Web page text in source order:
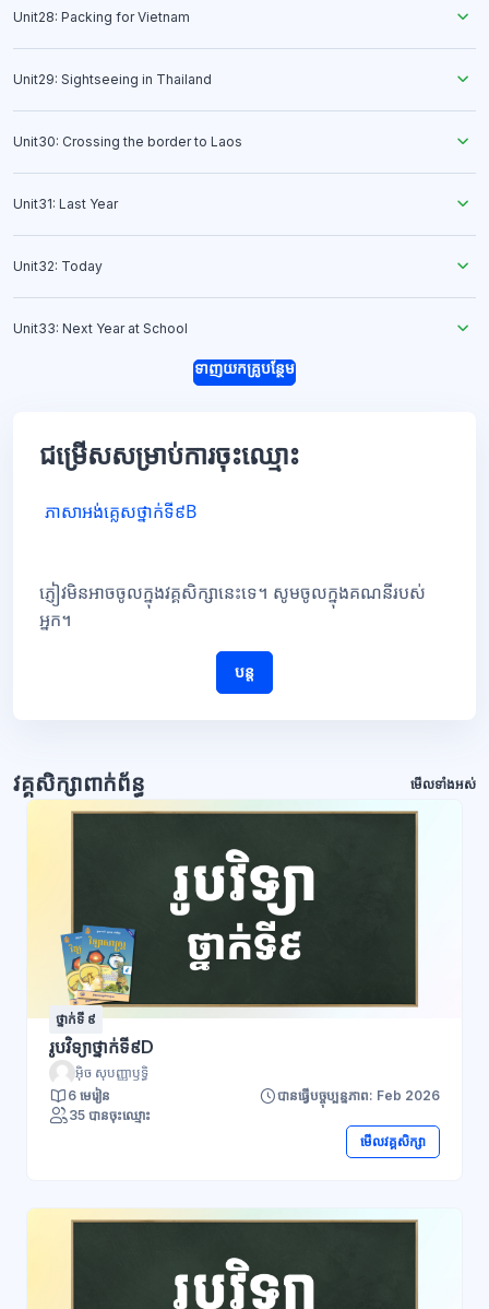
Unit28: Packing for Vietnam
Unit29: Sightseeing in Thailand
Unit30: Crossing the border to Laos
Unit31: Last Year
Unit32: Today
Unit33: Next Year at School
ទាញយកគ្រូបន្ថែម
ជម្រើសសម្រាប់ការចុះឈ្មោះ
ភាសាអង់គ្លេសថ្នាក់ទី៩B
ភ្ញៀវមិនអាចចូលក្នុងវគ្គសិក្សានេះទេ។ សូមចូលក្នុងគណនីរបស់
អ្នក។
បន្ត
វគ្គសិក្សាពាក់ព័ន្ធ មើលទាំងអស់
ថ្នាក់ទី ៩
រូបវិទ្យាថ្នាក់ទី៩D
អ៊ិច សុបញ្ញាឫទ្ធិ
6 មេរៀន
បានធ្វើបច្ចុប្បន្នភាព: Feb 2026
35 បានចុះឈ្មោះ
មើលវគ្គសិក្សា